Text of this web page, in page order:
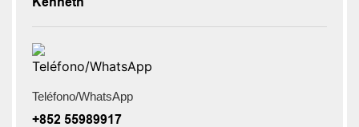
Teléfono/WhatsApp
+852 55989917